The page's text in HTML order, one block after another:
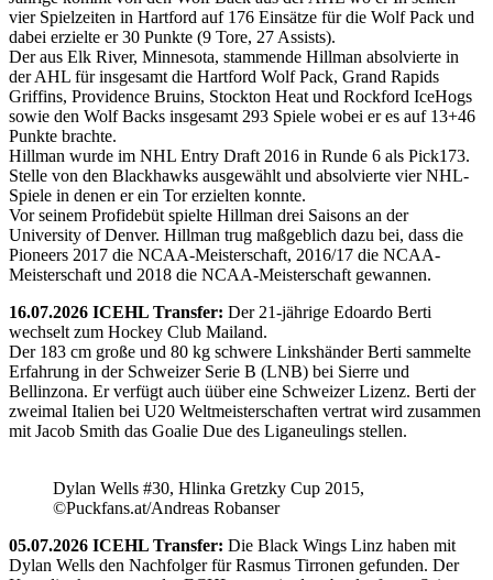
vier Spielzeiten in Hartford auf 176 Einsätze für die Wolf Pack und
dabei erzielte er 30 Punkte (9 Tore, 27 Assists).
Der aus Elk River, Minnesota, stammende Hillman absolvierte in
der AHL für insgesamt die Hartford Wolf Pack, Grand Rapids
Griffins, Providence Bruins, Stockton Heat und Rockford IceHogs
sowie den Wolf Backs insgesamt 293 Spiele wobei er es auf 13+46
Punkte brachte.
Hillman wurde im NHL Entry Draft 2016 in Runde 6 als Pick173.
Stelle von den Blackhawks ausgewählt und absolvierte vier NHL-
Spiele in denen er ein Tor erzielten konnte.
Vor seinem Profidebüt spielte Hillman drei Saisons an der
University of Denver. Hillman trug maßgeblich dazu bei, dass die
Pioneers 2017 die NCAA-Meisterschaft, 2016/17 die NCAA-
Meisterschaft und 2018 die NCAA-Meisterschaft gewannen.
16.07.2026 ICEHL Transfer: Der 21-jährige Edoardo Berti
wechselt zum Hockey Club Mailand.
Der 183 cm große und 80 kg schwere Linkshänder Berti sammelte
Erfahrung in der Schweizer Serie B (LNB) bei Sierre und
Bellinzona. Er verfügt auch üüber eine Schweizer Lizenz. Berti der
zweimal Italien bei U20 Weltmeisterschaften vertrat wird zusammen
mit Jacob Smith das Goalie Due des Liganeulings stellen.
Dylan Wells #30, Hlinka Gretzky Cup 2015,
©Puckfans.at/Andreas Robanser
05.07.2026 ICEHL Transfer: Die Black Wings Linz haben mit
Dylan Wells den Nachfolger für Rasmus Tirronen gefunden. Der